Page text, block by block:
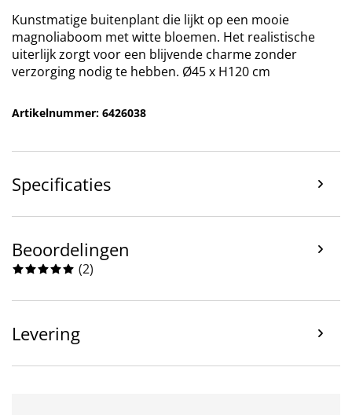
Kunstmatige buitenplant die lijkt op een mooie
magnoliaboom met witte bloemen. Het realistische
uiterlijk zorgt voor een blijvende charme zonder
verzorging nodig te hebben. Ø45 x H120 cm
Artikelnummer: 6426038
Specificaties
Beoordelingen
(2)
Levering